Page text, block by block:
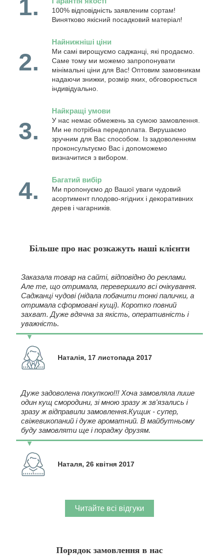
1.
100% відповідність заявленим сортам!
Винятково якісний посадковий матеріал!
2.
Найнижніші ціни
Ми самі вирощуємо саджанці, які продаємо.
Саме тому ми можемо запропонувати
мінімальні ціни для Вас! Оптовим замовникам
надаючи знижки, розмір яких, обговорюється
індивідуально.
3.
Найкращі умови
У нас немає обмежень за сумою замовлення.
Ми не потрібна передоплата. Вирушаємо
зручним для Вас способом. Із задоволенням
проконсультуємо Вас і допоможемо
визначитися з вибором.
4. Багатий вибір
Ми пропонуємо до Вашої уваги чудовий
асортимент плодово-ягідних і декоративних
дерев і чагарників.
Більше про нас розкажуть наші клієнти
Заказала товар на сайті, відповідно до реклами.
Але те, що отримала, перевершило всі очікування.
Саджанці чудові (нідала побачити тонкі палички, а
отримала сформовані кущі). Коротко повний
захват. Дуже вдячна за якість, оперативність і
уважність.
Наталія, 17 листопада 2017
Дуже задоволена покупкою!!! Хоча замовляла лише
один кущ смородини, зі мною зразу ж зв'язались і
зразу ж відправили замовлення.Кущик - супер,
свіжевикопаний і дуже ароматний. В майбутньому
буду замовляти ще і пораджу друзям.
Наталя, 26 квітня 2017
Читайте всі відгуки
Порядок замовлення в нас